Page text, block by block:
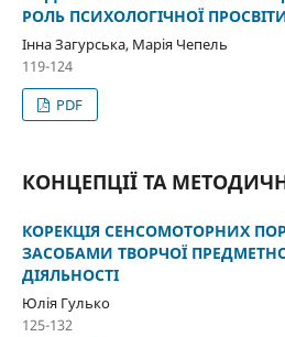
РОЛЬ ПСИХОЛОГІЧНОЇ
Інна Загурська, Марія Чепель
119-124
PDF
КОНЦЕПЦІЇ ТА
КОРЕКЦІЯ СЕНСОМОТОРНИХ
ЗАСОБАМИ ТВОРЧОЇ
ДІЯЛЬНОСТІ
Юлія Гулько
125-132